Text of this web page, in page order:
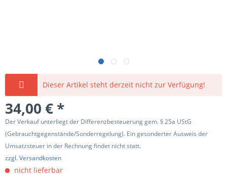
Dieser Artikel steht derzeit nicht zur Verfügung!
34,00 € *
Der Verkauf unterliegt der Differenzbesteuerung gem. § 25a UStG
(Gebrauchtgegenstände/Sonderregelung). Ein gesonderter Ausweis der
Umsatzsteuer in der Rechnung findet nicht statt.
zzgl. Versandkosten
nicht lieferbar